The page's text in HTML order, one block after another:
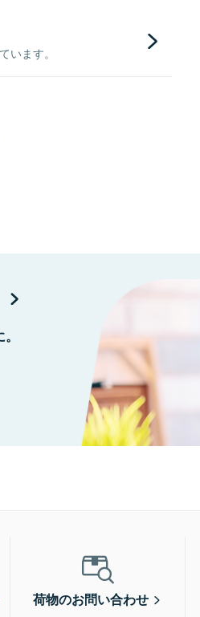
います。
荷物のお問い合わせ